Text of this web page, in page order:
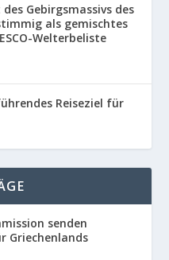
Gebirgsmassivs des
als gemischtes
Welterbeliste
Reiseziel für
senden
Griechenlands